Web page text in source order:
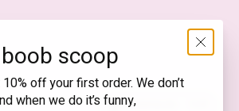
Nederlands — EUR
SEK
scoop
off your first order. We don’t
when we do it’s funny,